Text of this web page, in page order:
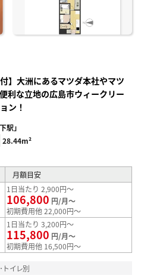
】大洲にあるマツダ本社やマツ
利な立地の広島市ウィークリー
ン！
駅」
28.44m²
月額目安
1日当たり 2,900円～
106,800 円/月～
初期費用他 22,000円～
1日当たり 3,200円～
115,800 円/月～
初期費用他 16,500円～
トイレ別